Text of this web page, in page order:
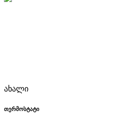
ახალი
თერმოსტატი